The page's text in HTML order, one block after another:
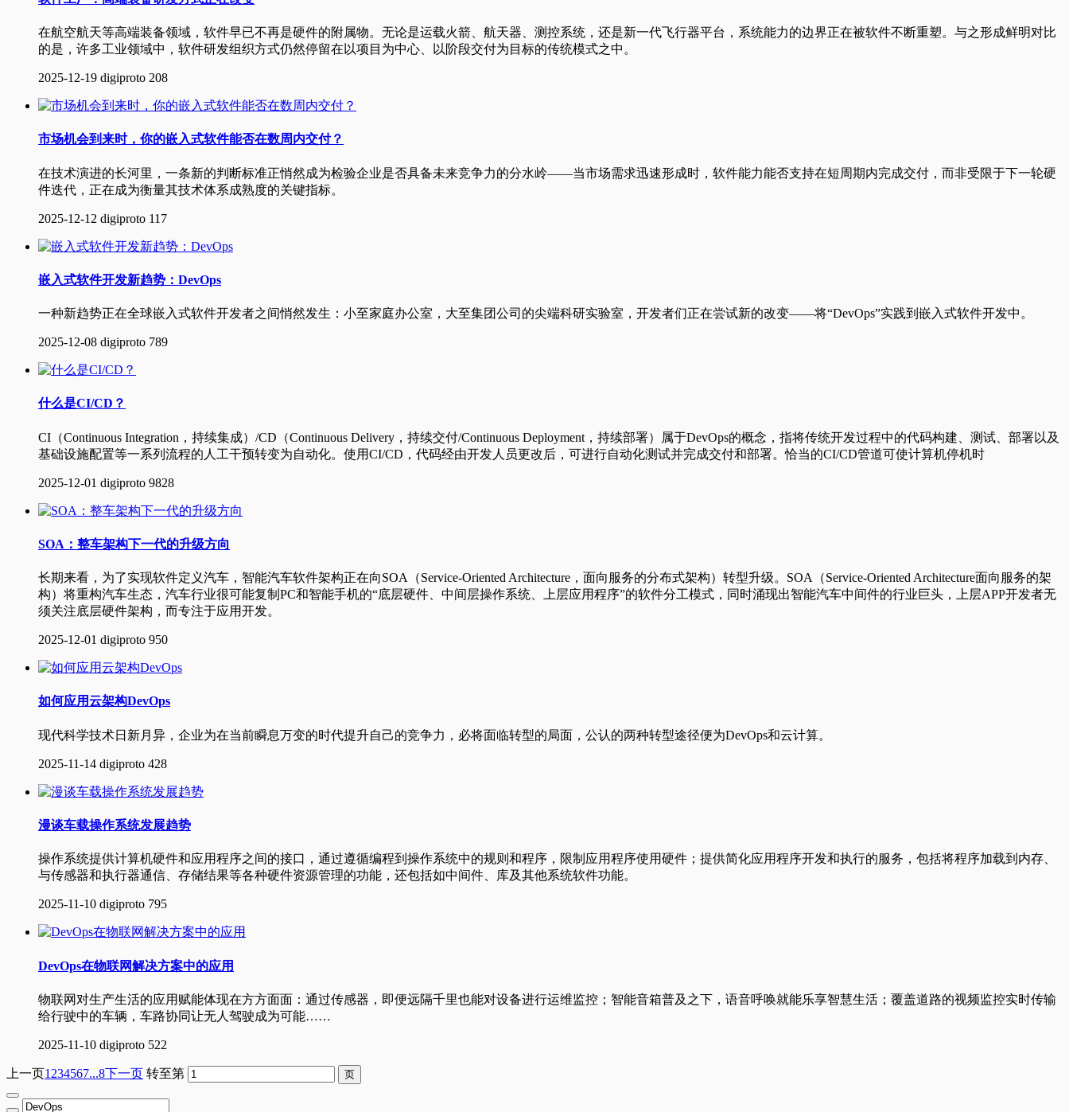
在航空航天等高端装备领域，软件早已不再是硬件的附属物。无论是运载火箭、航天器、测控系统，还是新一代飞行器平台，系统能力的边界正在被软件不断重塑。与之形成鲜明对比
的是，许多工业领域中，软件研发组织方式仍然停留在以项目为中心、以阶段交付为目标的传统模式之中。
2025-12-19 digiproto 208
市场机会到来时，你的嵌入式软件能否在数周内交付？
在技术演进的长河里，一条新的判断标准正悄然成为检验企业是否具备未来竞争力的分水岭——当市场需求迅速形成时，软件能力能否支持在短周期内完成交付，而非受限于下一轮硬
件迭代，正在成为衡量其技术体系成熟度的关键指标。
2025-12-12 digiproto 117
嵌入式软件开发新趋势：DevOps
一种新趋势正在全球嵌入式软件开发者之间悄然发生：小至家庭办公室，大至集团公司的尖端科研实验室，开发者们正在尝试新的改变——将“DevOps”实践到嵌入式软件开发中。
2025-12-08 digiproto 789
什么是CI/CD？
CI（Continuous Integration，持续集成）/CD（Continuous Delivery，持续交付/Continuous Deployment，持续部署）属于DevOps的概念，指将传统开发过程中的代码构建、测试、部署以及
基础设施配置等一系列流程的人工干预转变为自动化。使用CI/CD，代码经由开发人员更改后，可进行自动化测试并完成交付和部署。恰当的CI/CD管道可使计算机停机时
2025-12-01 digiproto 9828
SOA：整车架构下一代的升级方向
长期来看，为了实现软件定义汽车，智能汽车软件架构正在向SOA（Service-Oriented Architecture，面向服务的分布式架构）转型升级。SOA（Service-Oriented Architecture面向服务的架
构）将重构汽车生态，汽车行业很可能复制PC和智能手机的“底层硬件、中间层操作系统、上层应用程序”的软件分工模式，同时涌现出智能汽车中间件的行业巨头，上层APP开发者无
须关注底层硬件架构，而专注于应用开发。
2025-12-01 digiproto 950
如何应用云架构DevOps
现代科学技术日新月异，企业为在当前瞬息万变的时代提升自己的竞争力，必将面临转型的局面，公认的两种转型途径便为DevOps和云计算。
2025-11-14 digiproto 428
漫谈车载操作系统发展趋势
操作系统提供计算机硬件和应用程序之间的接口，通过遵循编程到操作系统中的规则和程序，限制应用程序使用硬件；提供简化应用程序开发和执行的服务，包括将程序加载到内存、
与传感器和执行器通信、存储结果等各种硬件资源管理的功能，还包括如中间件、库及其他系统软件功能。
2025-11-10 digiproto 795
DevOps在物联网解决方案中的应用
物联网对生产生活的应用赋能体现在方方面面：通过传感器，即便远隔千里也能对设备进行运维监控；智能音箱普及之下，语音呼唤就能乐享智慧生活；覆盖道路的视频监控实时传输
给行驶中的车辆，车路协同让无人驾驶成为可能……
2025-11-10 digiproto 522
上一页1 234567...8下一页 转至第